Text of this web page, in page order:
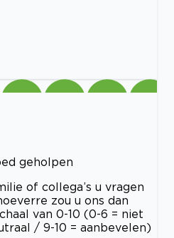
geholpen
of collega’s u vragen
zou u ons dan
van 0-10 (0-6 = niet
/ 9-10 = aanbevelen)